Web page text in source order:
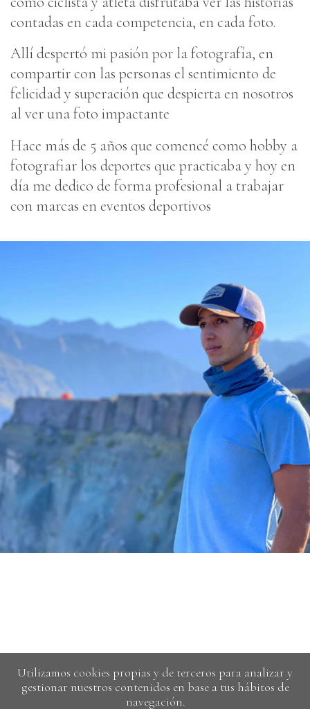
contadas en cada competencia, en cada foto.
Allí despertó mi pasión por la fotografía, en
compartir con las personas el sentimiento de
felicidad y superación que despierta en nosotros
al ver una foto impactante
Hace más de 5 años que comencé como hobby a
fotografiar los deportes que practicaba y hoy en
día me dedico de forma profesional a trabajar
con marcas en eventos deportivos
Utilizamos cookies propias y de terceros para analizar y
gestionar nuestros contenidos en base a tus hábitos de
navegación.